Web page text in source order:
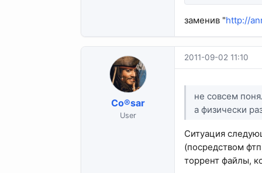
заменив "http://
Co®sar
User
2011-09-02 11:10
не совсем
а физически
Ситуация
(посредством
торрент файлы,